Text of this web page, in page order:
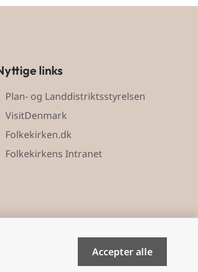
links
Plan- og Landdistriktsstyrelsen
VisitDenmark
Folkekirken.dk
Folkekirkens Intranet
Accepter alle